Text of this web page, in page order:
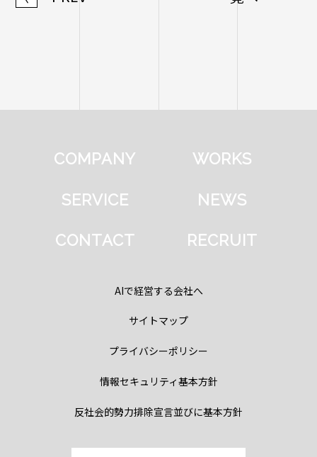
COMPANY WORKS
SERVICE NEWS
CONTACT RECRUIT
AIで経営する会社へ
サイトマップ
プライバシーポリシー
情報セキュリティ基本方針
反社会的勢力排除宣言並びに基本方針